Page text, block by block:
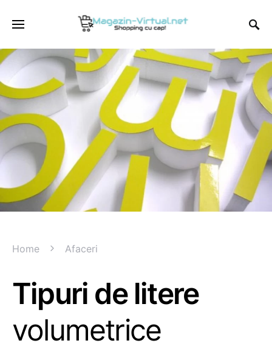
Home Afaceri
Tipuri de litere
volumetrice